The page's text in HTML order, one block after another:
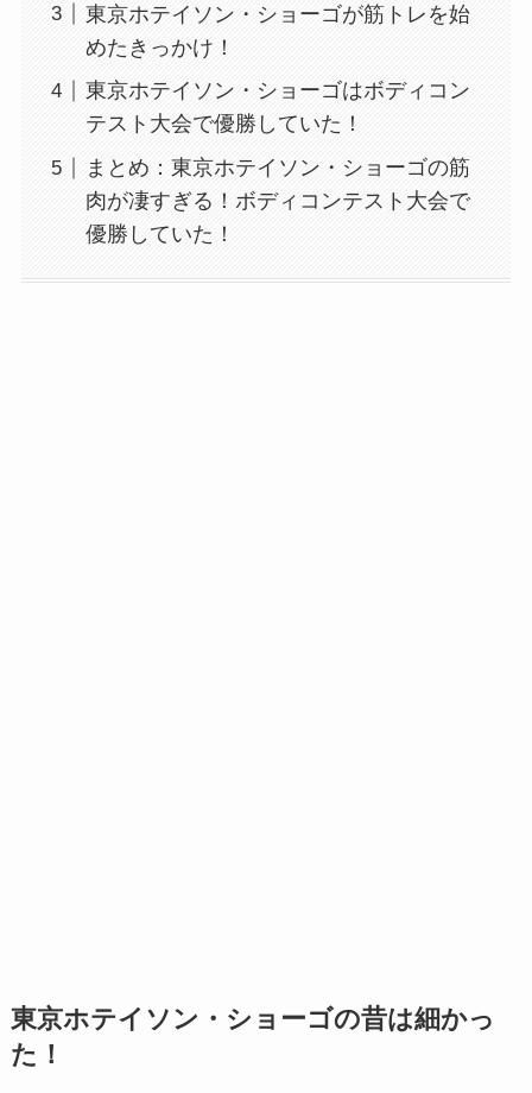
東京ホテイソン・ショーゴが筋トレを始
めたきっかけ！
東京ホテイソン・ショーゴはボディコン
テスト大会で優勝していた！
まとめ：東京ホテイソン・ショーゴの筋
肉が凄すぎる！ボディコンテスト大会で
優勝していた！
東京ホテイソン・ショーゴの昔は細かっ
た！